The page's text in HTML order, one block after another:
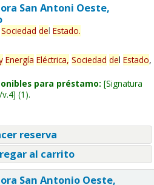
San Antoni Oeste,
Sociedad del Estado.
Energía Eléctrica, Sociedad del Estado,
para préstamo: Signatura
(1).
reserva
al carrito
San Antonio Oeste,